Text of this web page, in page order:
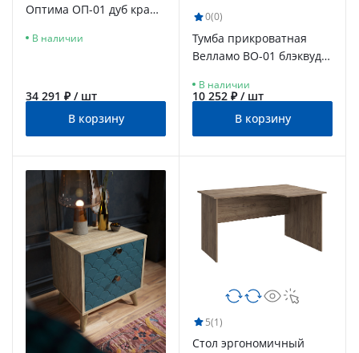
Оптима ОП-01 дуб крафт
В наличии
34 291 ₽ / шт
В корзину
0(0)
Тумба прикроватная
Велламо ВО-01 блэквуд
В наличии
10 252 ₽ / шт
В корзину
5(1)
Стол эргономичный